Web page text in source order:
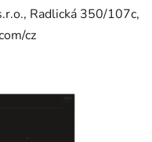
Radlická 350/107c,
cz